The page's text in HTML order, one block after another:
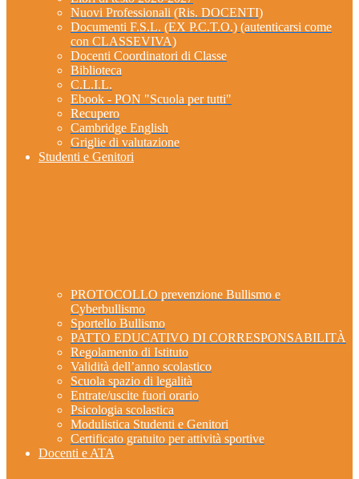
Nuovi Professionali (Ris. DOCENTI)
Documenti F.S.L. (EX P.C.T.O.) (autenticarsi come
con CLASSEVIVA)
Docenti Coordinatori di Classe
Biblioteca
C.L.I.L.
Ebook - PON "Scuola per tutti"
Recupero
Cambridge English
Griglie di valutazione
Studenti e Genitori
PROTOCOLLO prevenzione Bullismo e
Cyberbullismo
Sportello Bullismo
PATTO EDUCATIVO DI CORRESPONSABILITÀ
Regolamento di Istituto
Validità dell’anno scolastico
Scuola spazio di legalità
Entrate/uscite fuori orario
Psicologia scolastica
Modulistica Studenti e Genitori
Certificato gratuito per attività sportive
Docenti e ATA